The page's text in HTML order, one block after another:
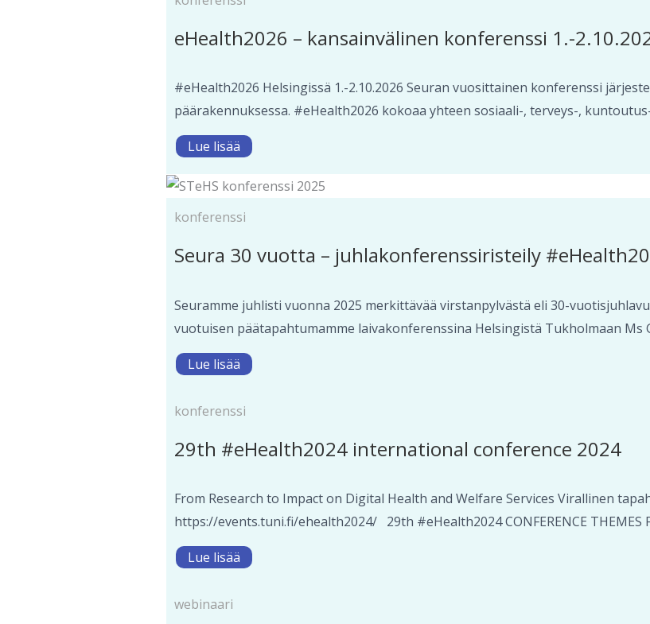
eHealth2026 – kansainvälinen konferenssi 1.-
#eHealth2026 Helsingissä 1.-2.10.2026 Seuran vuosittainen konferenssi
päärakennuksessa. #eHealth2026 kokoaa yhteen sosiaali-, terveys-,
Lue lisää
konferenssi
Seura 30 vuotta – juhlakonferenssiristeily
Seuramme juhlisti vuonna 2025 merkittävää virstanpylvästä eli 30-
vuotuisen päätapahtumamme laivakonferenssina Helsingistä Tukholmaan Ms
Lue lisää
konferenssi
29th #eHealth2024 international conference 2024
From Research to Impact on Digital Health and Welfare Services Virallinen
https://events.tuni.fi/ehealth2024/ 29th #eHealth2024 CONFERENCE THEMES
Lue lisää
webinaari